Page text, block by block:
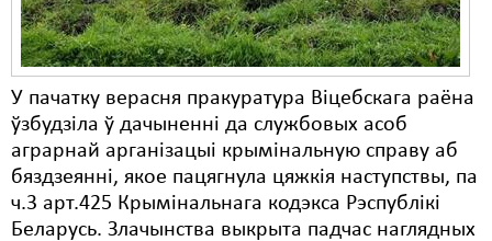
У пачатку верасня пракуратура Віцебскага раёна
ўзбудзіла ў дачыненні да службовых асоб
аграрнай арганізацыі крымінальную справу аб
бяздзеянні, якое пацягнула цяжкія наступствы, па
ч.3 арт.425 Крымінальнага кодэкса Рэспублікі
Беларусь. Злачынства выкрыта падчас наглядных